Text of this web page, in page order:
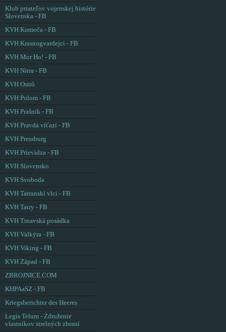
Klub priateľov vojenskej histórie
Slovenska - FB
KVH Komoča - FB
KVH Krasnogvardejci - FB
KVH Mor Ho! - FB
KVH Nitra - FB
KVH Ostrô
KVH Polom - FB
KVH Prašník - FB
KVH Pravda víťazí - FB
KVH Pressburg
KVH Prievidza - FB
KVH Slovensko
KVH Svoboda
KVH Tatranskí vlci - FB
KVH Tatry - FB
KVH Trnavská posádka
KVH Valkýra - FB
KVH Viking - FB
KVH Západ - FB
ZBROJNICE.COM
KHPAaSZ - FB
Kriegsberichter des Heeres
Legis Telum - Združenie
vlastníkov strelných zbraní